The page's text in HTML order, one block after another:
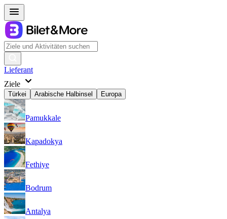
Lieferant
Ziele
Türkei Arabische Halbinsel Europa
Pamukkale
Kapadokya
Fethiye
Bodrum
Antalya